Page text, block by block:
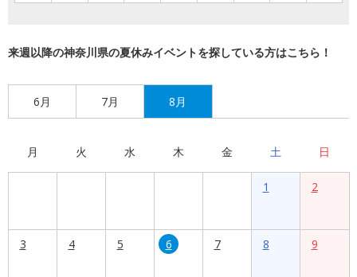
来週以降の神奈川県の夏休みイベントを探している方はこちら！
6月 7月 8月
月 火 水 木 金 土 日
1 2
3 4 5 6 7 8 9